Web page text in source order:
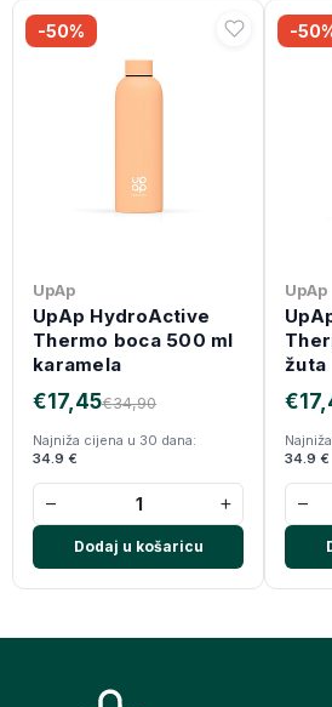
-50%
UpAp
UpAp HydroActive
Thermo boca 500 ml
karamela
€34,90
€17,45
Najniža cijena u 30 dana:
34.9 €
− +
Dodaj u košaricu
-
UpAp
žuta
34.9 €
−